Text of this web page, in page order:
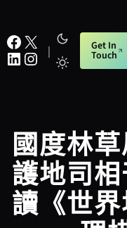
至
主
要
Facebook X
LinkedIn Instagram | Get In
Touch
國度林
護地司
讀《世